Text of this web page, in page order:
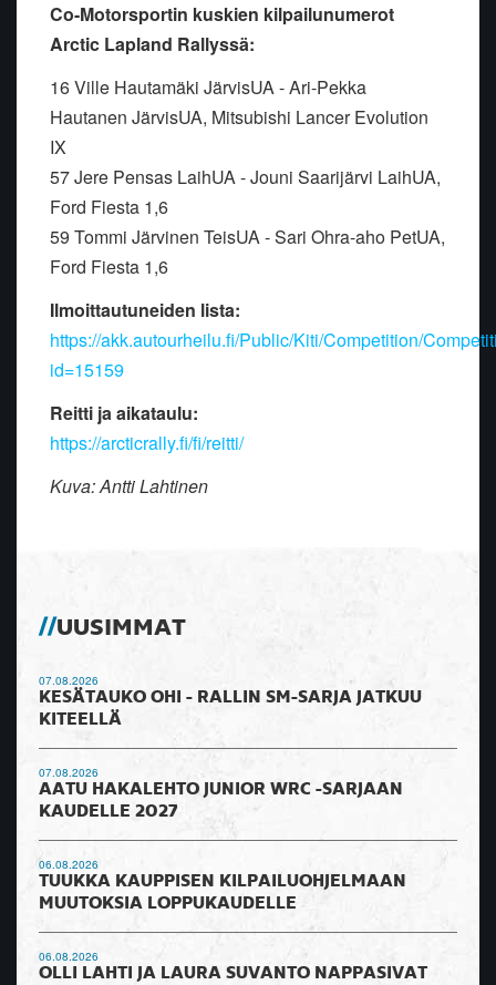
Co-Motorsportin kuskien kilpailunumerot
Arctic Lapland Rallyssä:
16 Ville Hautamäki JärvisUA - Ari-Pekka
Hautanen JärvisUA, Mitsubishi Lancer Evolution
IX
57 Jere Pensas LaihUA - Jouni Saarijärvi LaihUA,
Ford Fiesta 1,6
59 Tommi Järvinen TeisUA - Sari Ohra-aho PetUA,
Ford Fiesta 1,6
Ilmoittautuneiden lista:
https://akk.autourheilu.fi/Public/Kiti/Competition/
id=15159
Reitti ja aikataulu:
https://arcticrally.fi/fi/reitti/
Kuva: Antti Lahtinen
UUSIMMAT
07.08.2026
KESÄTAUKO OHI - RALLIN SM-SARJA JATKUU
KITEELLÄ
07.08.2026
AATU HAKALEHTO JUNIOR WRC -SARJAAN
KAUDELLE 2027
06.08.2026
TUUKKA KAUPPISEN KILPAILUOHJELMAAN
MUUTOKSIA LOPPUKAUDELLE
06.08.2026
OLLI LAHTI JA LAURA SUVANTO NAPPASIVAT